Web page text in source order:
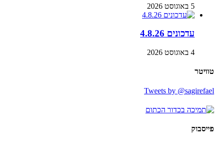
5 באוגוסט 2026
עדכונים 4.8.26
4 באוגוסט 2026
טוויטר
Tweets by @sagirefael
פייסבוק